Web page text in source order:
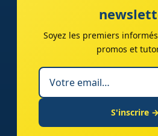
Soyez les premiers
promos et
S'inscrire →